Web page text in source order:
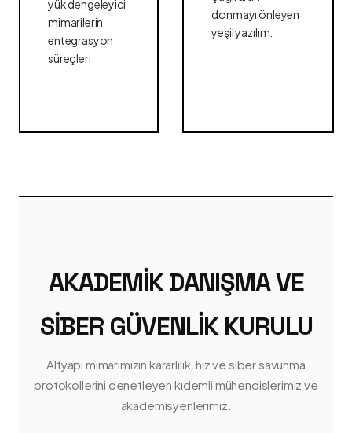
yük dengeleyici
mimarilerin
entegrasyon
süreçleri.
donmayı önleyen
yeşil yazılım.
AKADEMIK DANIŞMA VE
SIBER GÜVENLIK KURULU
Altyapı mimarimizin kararlılık, hız ve siber savunma
protokollerini denetleyen kıdemli mühendislerimiz ve
akademisyenlerimiz.